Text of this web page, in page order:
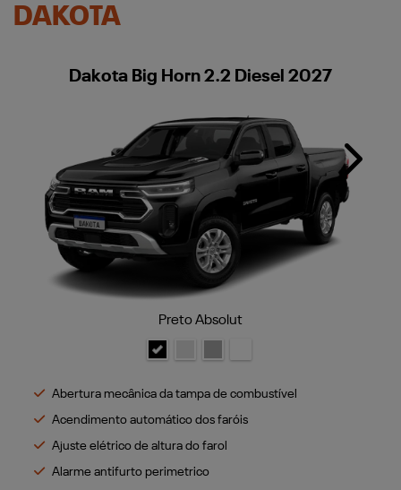
DAKOTA
Dakota Big Horn 2.2 Diesel 2027
Preto Absolut
Abertura mecânica da tampa de combustível
Acendimento automático dos faróis
Ajuste elétrico de altura do farol
Alarme antifurto perimetrico
Next